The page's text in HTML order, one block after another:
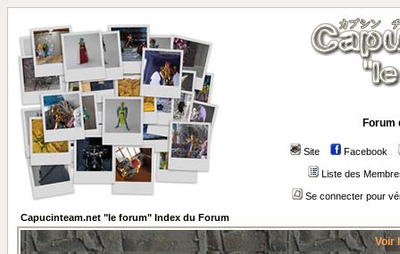
Forum
Site Facebook
Liste des
Se connecter pour
Capucinteam.net "le forum" Index du Forum
Voir